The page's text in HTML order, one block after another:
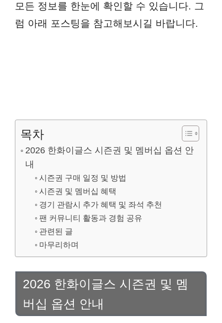
모든 정보를 한눈에 확인할 수 있습니다. 그
럼 아래 포스팅을 참고해보시길 바랍니다.
목차
2026 한화이글스 시즌권 및 멤버십 옵션 안
내
시즌권 구매 일정 및 방법
시즌권 및 멤버십 혜택
경기 관람시 추가 혜택 및 좌석 추천
팬 커뮤니티 활동과 경험 공유
관련된 글
마무리하며
2026 한화이글스 시즌권 및 멤
버십 옵션 안내